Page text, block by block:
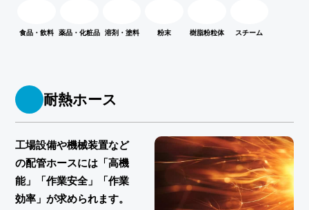
食品・飲料 薬品・化粧品 溶剤・塗料 粉末 樹脂粉粒体 スチーム
耐熱ホース
工場設備や機械装置など
の配管ホースには「高機
能」「作業安全」「作業
効率」が求められます。